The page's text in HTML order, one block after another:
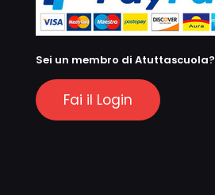
Sei un membro di Atuttascuola?
Fai il Login